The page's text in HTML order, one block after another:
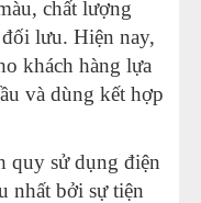
chất lượng
lưu. Hiện nay,
khách hàng lựa
và dùng kết hợp
quy sử dụng điện
nhất bởi sự tiện